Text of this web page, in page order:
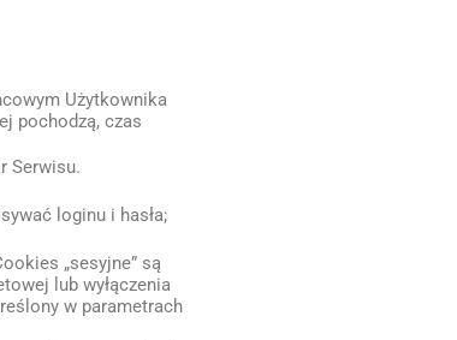
Użytkownika
pochodzą, czas
Serwisu.
loginu i hasła;
„sesyjne” są
lub wyłączenia
w parametrach